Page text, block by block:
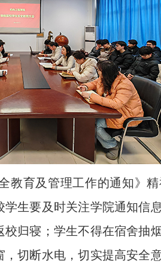
教育及管理工作的通知》
生要及时关注学院通知信
归寝；学生不得在宿舍抽
切断水电，切实提高安全